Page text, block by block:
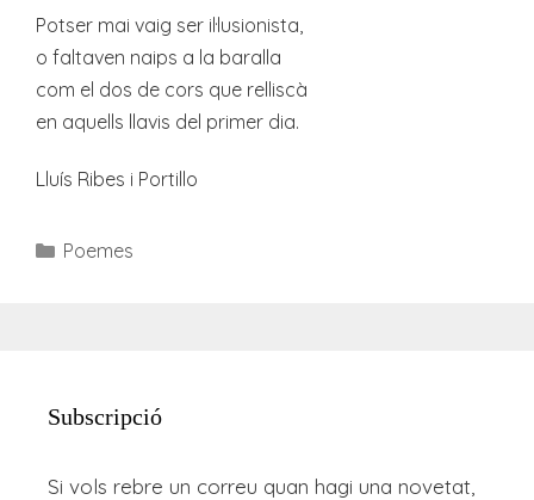
Potser mai vaig ser il·lusionista,
o faltaven naips a la baralla
com el dos de cors que relliscà
en aquells llavis del primer dia.
Lluís Ribes i Portillo
Categories
Poemes
Subscripció
Si vols rebre un correu quan hagi una novetat,